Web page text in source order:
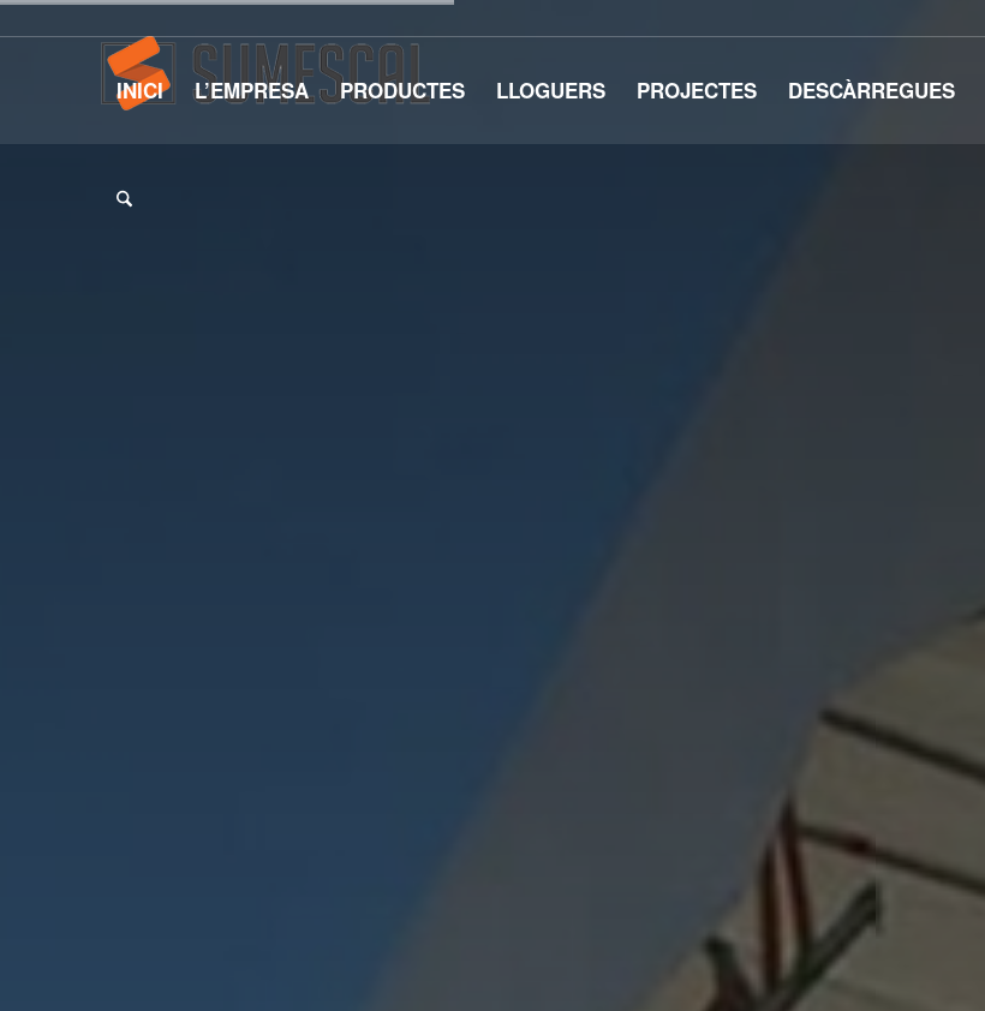
INICI L’EMPRESA PRODUCTES LLOGUERS PROJECTES DESCÀRREGUES